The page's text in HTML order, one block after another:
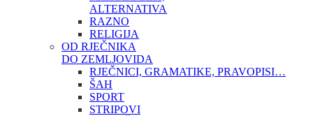
ALTERNATIVA
RAZNO
RELIGIJA
OD RJEČNIKA
DO ZEMLJOVIDA
RJEČNICI, GRAMATIKE, PRAVOPISI…
ŠAH
SPORT
STRIPOVI